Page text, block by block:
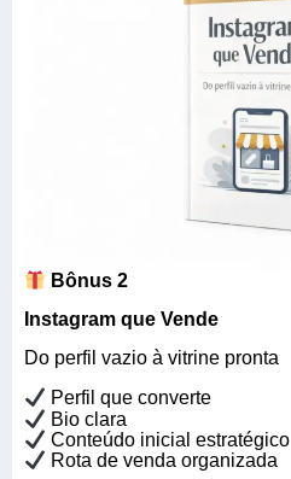
Bônus 2
Instagram que Vende
Do perfil vazio à vitrine pronta
Perfil que converte
Bio clara
Conteúdo inicial estratégico
Rota de venda organizada